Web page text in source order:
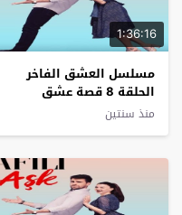
1:36:16
مسلسل العشق الفاخر
الحلقة 8 قصة عشق
منذ سنتين